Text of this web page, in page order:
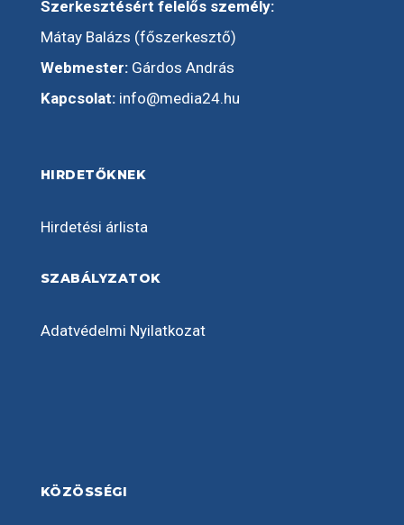
Szerkesztésért felelős személy:
Mátay Balázs (főszerkesztő)
Webmester:Gárdos András
Kapcsolat: info@media24.hu
HIRDETŐKNEK
Hirdetési árlista
SZABÁLYZATOK
Adatvédelmi Nyilatkozat
KÖZÖSSÉGI